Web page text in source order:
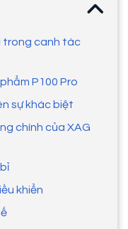
trong canh tác
P100 Pro
sự khác biệt
chính của XAG
khiển